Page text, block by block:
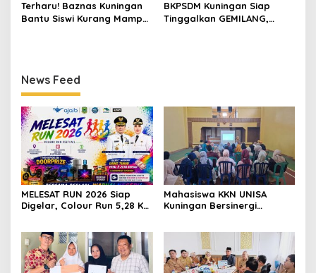
Terharu! Baznas Kuningan
Bantu Siswi Kurang Mampu
BKPSDM Kuningan Siap
Tinggalkan GEMILANG,
News Feed
MELESAT RUN 2026 Siap
Digelar, Colour Run 5,28 Km
Mahasiswa KKN UNISA
Kuningan Bersinergi
ASI, Cegah Stunting hingga
Perawatan Lansia